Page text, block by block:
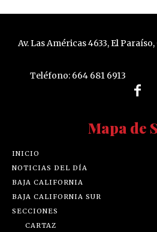
Av. Las Américas 4633, El Paraíso,
Teléfono: 664 681 6913
Mapa de
INICIO
NOTICIAS DEL DÍA
BAJA CALIFORNIA
BAJA CALIFORNIA SUR
SECCIONES
CARTAZ